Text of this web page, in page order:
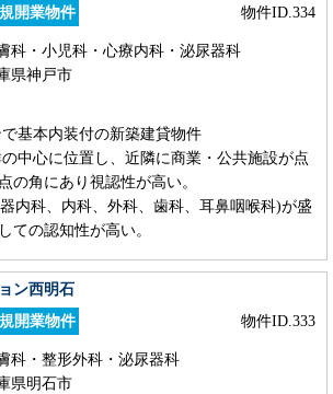
物件ID.334
開業物件
科・小児科・心療内科・泌尿器科
県神戸市
基本内装付の新築建貸物件
中心に位置し、近隣に商業・公共施設が点
の角にあり視認性が高い。
内科、内科、外科、歯科、耳鼻咽喉科)が盛
ての認知性が高い。
ン西明石
物件ID.333
開業物件
科・整形外科・泌尿器科
県明石市